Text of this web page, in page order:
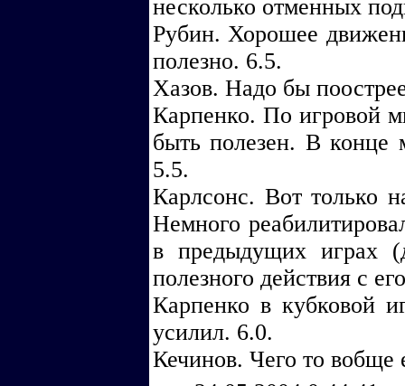
несколько отменных
Рубин. Хорошее
полезно. 6.5.
Хазов. Надо бы
Карпенко. По игровой
быть полезен. В конце
5.5.
Карлсонс. Вот только
Немного
в предыдущих играх
полезного действия с
Карпенко в кубковой
усилил. 6.0.
Кечинов. Чего то